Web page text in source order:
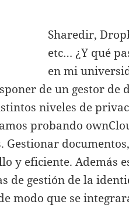
Sharedir,
etc… ¿Y qué
en mi
de un gestor de
niveles de
probando
Gestionar
y eficiente. Además
de gestión de la
modo que se